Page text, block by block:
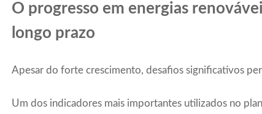
O progresso em energias
longo prazo
Apesar do forte crescimento, desafios significativos
Um dos indicadores mais importantes utilizados no